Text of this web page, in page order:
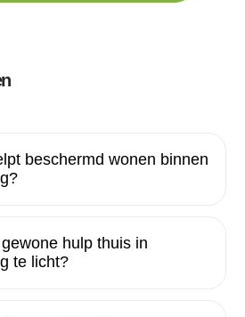
beschermd wonen binnen
hulp thuis in
te licht?